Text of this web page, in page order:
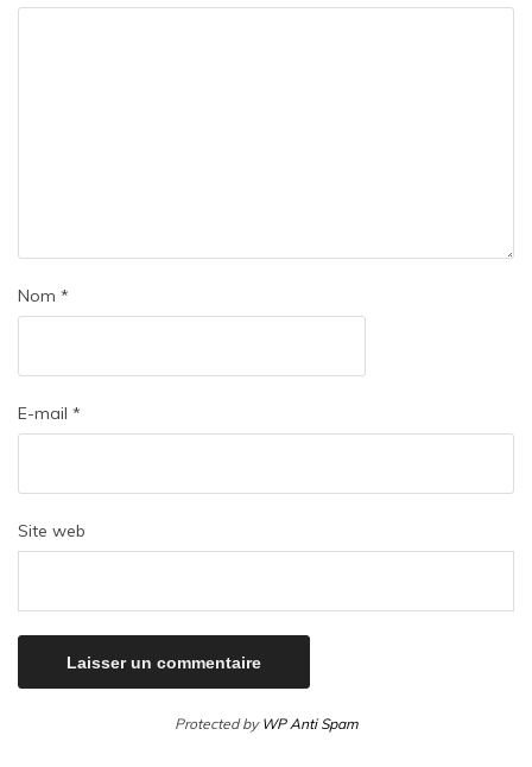
Nom *
E-mail *
Site web
Protected by WP Anti Spam